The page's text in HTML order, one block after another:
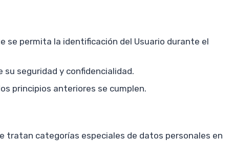
se permita la identificación del Usuario durante el
seguridad y confidencialidad.
principios anteriores se cumplen.
tratan categorías especiales de datos personales en